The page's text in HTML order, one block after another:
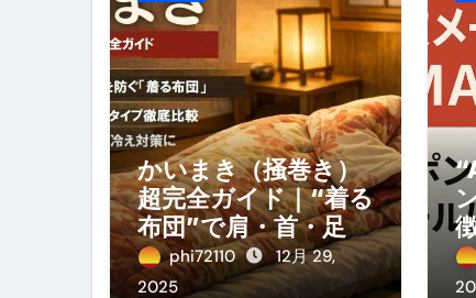
かいまき（掻巻き）
超完全ガイド｜“着る
布団”で肩・首・足元
の冷えを根こそぎ防
ぐ！素材別おすす
phi72110
12月 29,
2025